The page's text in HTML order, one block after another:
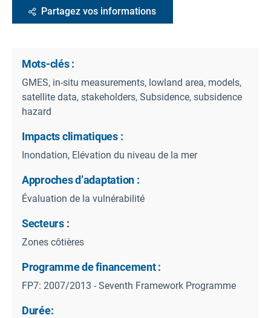
Partagez vos informations
Mots-clés :
GMES, in-situ measurements, lowland area, models,
satellite data, stakeholders, Subsidence, subsidence
hazard
Impacts climatiques :
Inondation, Elévation du niveau de la mer
Approches d’adaptation :
Évaluation de la vulnérabilité
Secteurs :
Zones côtières
Programme de financement :
FP7: 2007/2013 - Seventh Framework Programme
Durée: